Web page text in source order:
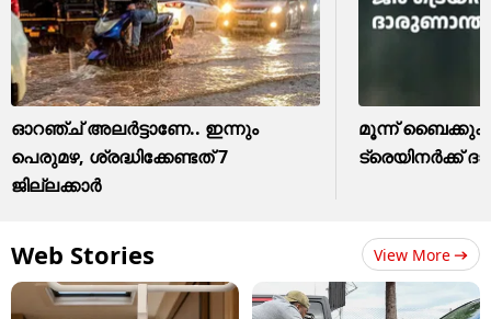
ഓറഞ്ച് അലർട്ടാണേ.. ഇന്നും
പെരുമഴ, ശ്രദ്ധിക്കേണ്ടത് 7
ജില്ലക്കാർ
മൂന്ന് ബൈക്കുകൾ
ട്രെയിനർക്ക്
Web Stories View More